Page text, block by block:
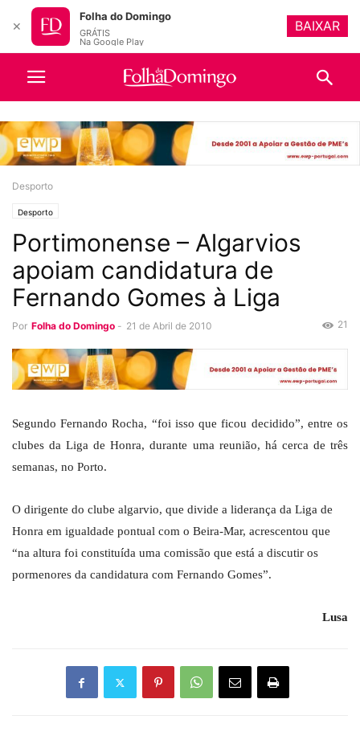
Desporto
Desporto
Portimonense – Algarvios
apoiam candidatura de
Fernando Gomes à Liga
Por Folha do Domingo - 21 de Abril de 2010 21
Segundo Fernando Rocha, “foi isso que ficou decidido”, entre os
clubes da Liga de Honra, durante uma reunião, há cerca de três
semanas, no Porto.
O dirigente do clube algarvio, que divide a liderança da Liga de
Honra em igualdade pontual com o Beira-Mar, acrescentou que
“na altura foi constituída uma comissão que está a discutir os
pormenores da candidatura com Fernando Gomes”.
Lusa
✕
Folha do Domingo
GRÁTIS
Na Google Play
BAIXAR